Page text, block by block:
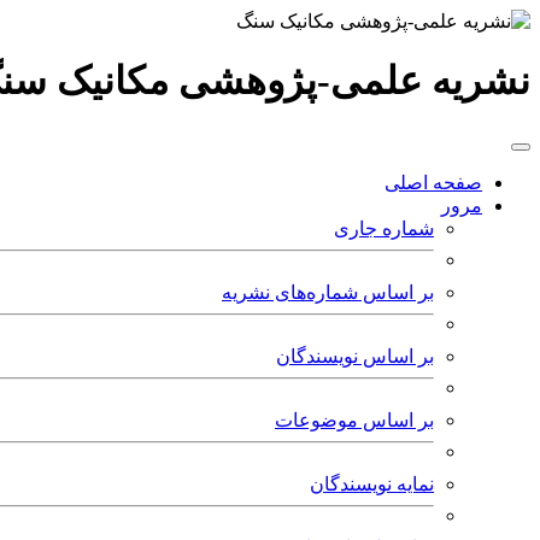
نشریه علمی-پژوهشی مکانیک
صفحه اصلی
مرور
شماره جاری
بر اساس شماره‌های نشریه
بر اساس نویسندگان
بر اساس موضوعات
نمایه نویسندگان